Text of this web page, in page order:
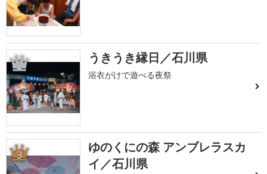
2 うきうき縁日／石川県
浴衣がけで遊べる夜祭
3
ゆのくにの森 アンブレラスカ
イ／石川県